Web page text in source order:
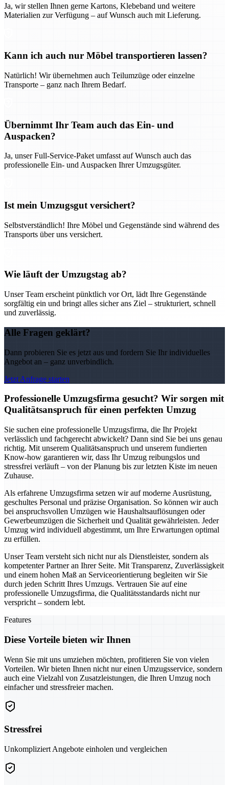
Ja, wir stellen Ihnen gerne Kartons, Klebeband und weitere
Materialien zur Verfügung – auf Wunsch auch mit Lieferung.
Kann ich auch nur Möbel transportieren lassen?
Natürlich! Wir übernehmen auch Teilumzüge oder einzelne
Transporte – ganz nach Ihrem Bedarf.
Übernimmt Ihr Team auch das Ein- und
Auspacken?
Ja, unser Full-Service-Paket umfasst auf Wunsch auch das
professionelle Ein- und Auspacken Ihrer Umzugsgüter.
Ist mein Umzugsgut versichert?
Selbstverständlich! Ihre Möbel und Gegenstände sind während des
Transports über uns versichert.
Wie läuft der Umzugstag ab?
Unser Team erscheint pünktlich vor Ort, lädt Ihre Gegenstände
sorgfältig ein und bringt alles sicher ans Ziel – strukturiert, schnell
und zuverlässig.
Alle Fragen geklärt?
Dann probieren Sie es jetzt aus und fordern Sie Ihr individuelles
Angebot an – ganz unverbindlich.
Jetzt Anfrage starten
Professionelle Umzugsfirma gesucht? Wir sorgen mit
Qualitätsanspruch für einen perfekten Umzug
Sie suchen eine professionelle Umzugsfirma, die Ihr Projekt
verlässlich und fachgerecht abwickelt? Dann sind Sie bei uns genau
richtig. Mit unserem Qualitätsanspruch und unserem fundierten
Know-how garantieren wir, dass Ihr Umzug reibungslos und
stressfrei verläuft – von der Planung bis zur letzten Kiste im neuen
Zuhause.
Als erfahrene Umzugsfirma setzen wir auf moderne Ausrüstung,
geschultes Personal und präzise Organisation. So können wir auch
bei anspruchsvollen Umzügen wie Haushaltsauflösungen oder
Gewerbeumzügen die Sicherheit und Qualität gewährleisten. Jeder
Umzug wird individuell abgestimmt, um Ihre Erwartungen optimal
zu erfüllen.
Unser Team versteht sich nicht nur als Dienstleister, sondern als
kompetenter Partner an Ihrer Seite. Mit Transparenz, Zuverlässigkeit
und einem hohen Maß an Serviceorientierung begleiten wir Sie
durch jeden Schritt Ihres Umzugs. Vertrauen Sie auf eine
professionelle Umzugsfirma, die Qualitätsstandards nicht nur
verspricht – sondern lebt.
Features
Diese Vorteile bieten wir Ihnen
Wenn Sie mit uns umziehen möchten, profitieren Sie von vielen
Vorteilen. Wir bieten Ihnen nicht nur einen Umzugsservice, sondern
auch eine Vielzahl von Zusatzleistungen, die Ihren Umzug noch
einfacher und stressfreier machen.
Stressfrei
Unkompliziert Angebote einholen und vergleichen